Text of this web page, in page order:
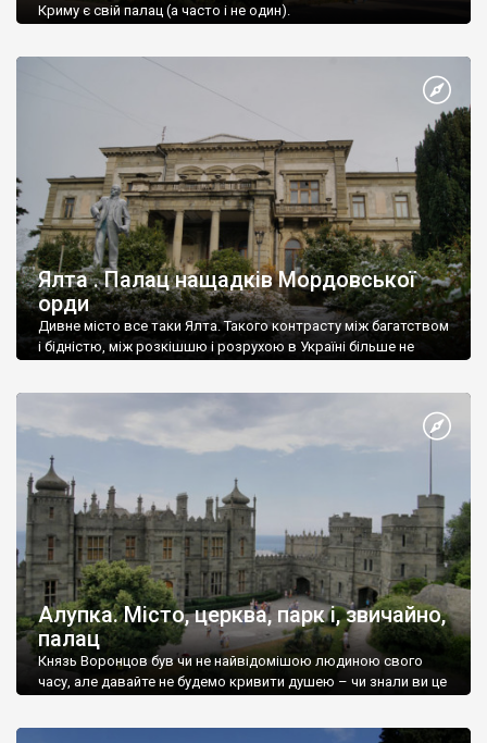
Криму є свій палац (а часто і не один).
Ялта . Палац нащадків Мордовської
орди
Дивне місто все таки Ялта. Такого контрасту між багатством
і бідністю, між розкішшю і розрухою в Україні більше не
Алупка. Місто, церква, парк і, звичайно,
палац
Князь Воронцов був чи не найвідомішою людиною свого
часу, але давайте не будемо кривити душею – чи знали ви це